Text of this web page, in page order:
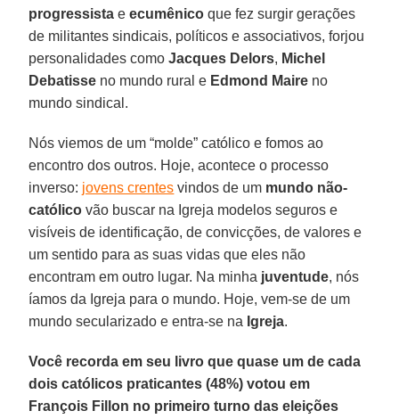
progressista eecumênico que fez surgir gerações
de militantes sindicais, políticos e associativos, forjou
personalidades comoJacques Delors, Michel
Debatisse no mundo rural e Edmond Maire no
mundo sindical.
Nós viemos de um “molde” católico e fomos ao
encontro dos outros. Hoje, acontece o processo
inverso: jovens crentes vindos de um mundo não-
católico vão buscar na Igreja modelos seguros e
visíveis de identificação, de convicções, de valores e
um sentido para as suas vidas que eles não
encontram em outro lugar. Na minha juventude, nós
íamos da Igreja para o mundo. Hoje, vem-se de um
mundo secularizado e entra-se na Igreja.
Você recorda em seu livro que quase um de cada
dois católicos praticantes (48%) votou em
François Fillon no primeiro turno das eleições